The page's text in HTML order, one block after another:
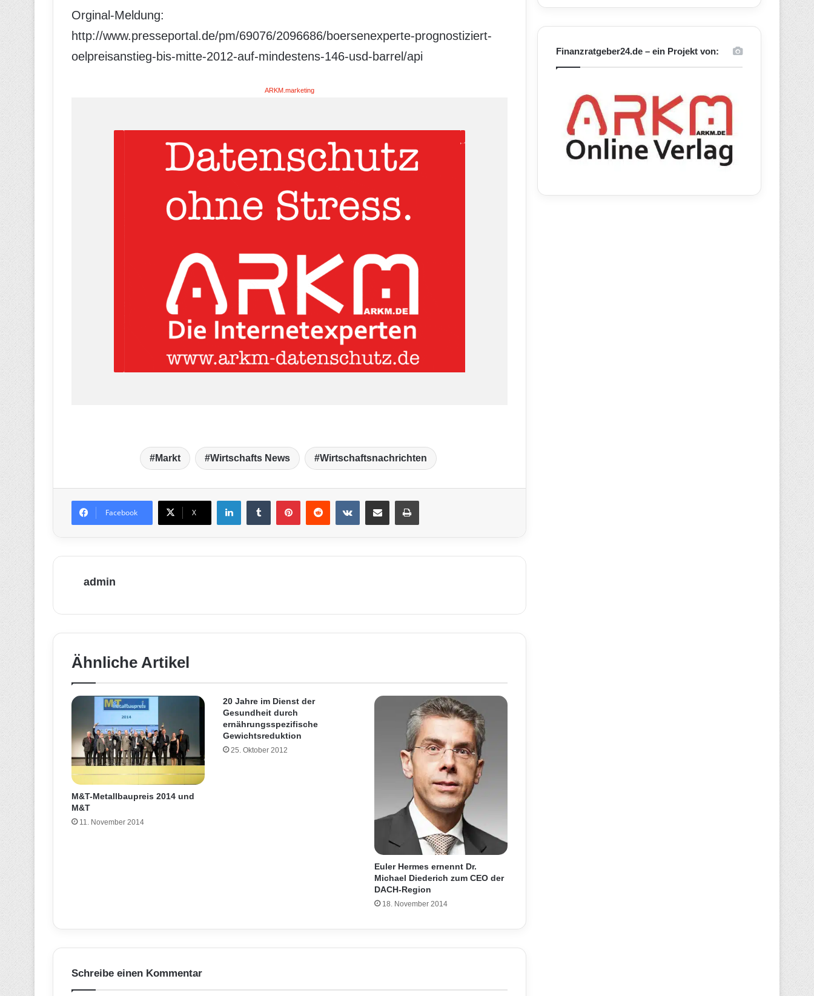
Orginal-Meldung:
http://www.presseportal.de/pm/69076/2096686/boersenexperte-prognostiziert-
oelpreisanstieg-bis-mitte-2012-auf-mindestens-146-usd-barrel/api
ARKM.marketing
Markt Wirtschafts News Wirtschaftsnachrichten
Facebook X
LinkedIn VKontakte
admin
Ähnliche Artikel
M&T-Metallbaupreis 2014 und
M&T
11. November 2014
20 Jahre im Dienst der
Gesundheit durch
ernährungsspezifische
Gewichtsreduktion
25. Oktober 2012
Euler Hermes ernennt Dr.
Michael Diederich zum CEO der
DACH-Region
18. November 2014
Schreibe einen Kommentar
Finanzratgeber24.de – ein Projekt von: